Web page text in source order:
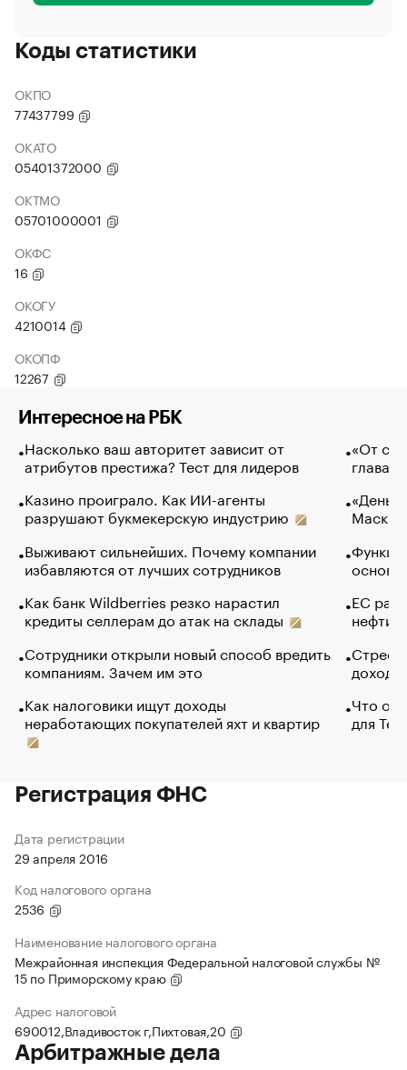
Коды статистики
ОКПО
77437799
ОКАТО
05401372000
ОКТМО
05701000001
ОКФС
16
ОКОГУ
4210014
ОКОПФ
12267
Интересное на РБК
Насколько ваш авторитет зависит от
атрибутов престижа? Тест для лидеров
Казино проиграло. Как ИИ-агенты
разрушают букмекерскую индустрию
Выживают сильнейших. Почему компании
избавляются от лучших сотрудников
Как банк Wildberries резко нарастил
кредиты селлерам до атак на склады
Сотрудники открыли новый способ вредить
компаниям. Зачем им это
Как налоговики ищут доходы
неработающих покупателей яхт и квартир
«От
глава
Маск в
основ
ЕС
нефти
Что
для
Регистрация ФНС
Дата регистрации
29 апреля 2016
Код налогового органа
2536
Наименование налогового органа
Межрайонная инспекция Федеральной налоговой службы №
15 по Приморскому краю
Адрес налоговой
690012,Владивосток г,Пихтовая,20
Арбитражные дела